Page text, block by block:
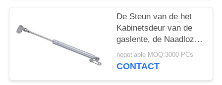
De Steun van de het
Kabinetsdeur van de
gaslente, de Naadloze
Steun van de de
Deurlift van het
negotiable MOQ:3000 PCs
CONTACT